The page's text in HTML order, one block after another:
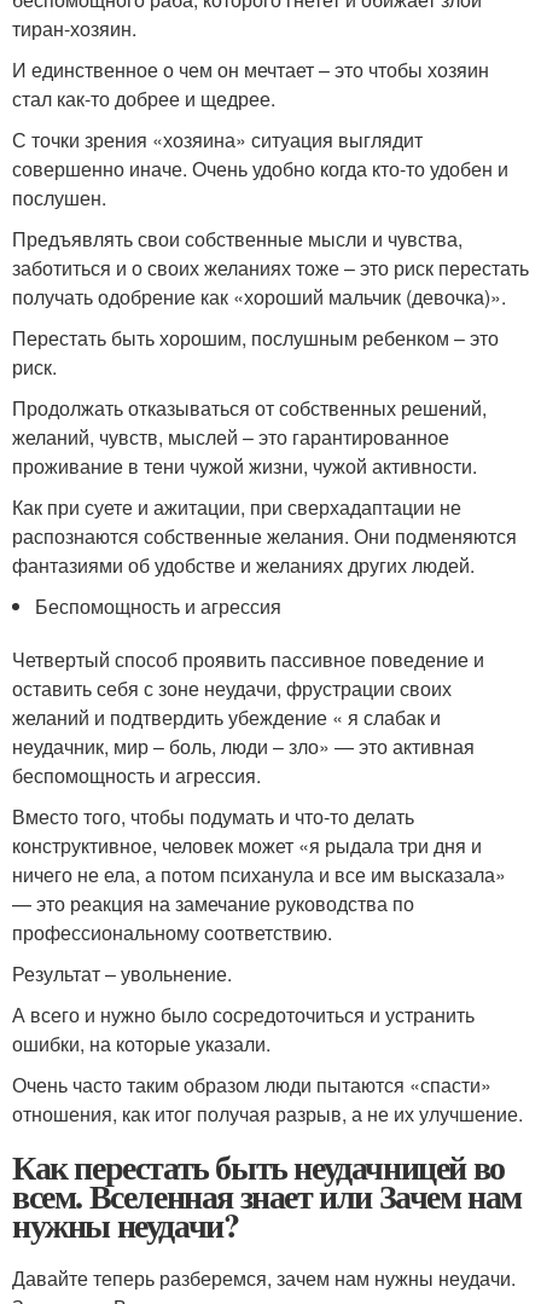
тиран-хозяин.
И единственное о чем он мечтает – это чтобы хозяин
стал как-то добрее и щедрее.
С точки зрения «хозяина» ситуация выглядит
совершенно иначе. Очень удобно когда кто-то удобен и
послушен.
Предъявлять свои собственные мысли и чувства,
заботиться и о своих желаниях тоже – это риск перестать
получать одобрение как «хороший мальчик (девочка)».
Перестать быть хорошим, послушным ребенком – это
риск.
Продолжать отказываться от собственных решений,
желаний, чувств, мыслей – это гарантированное
проживание в тени чужой жизни, чужой активности.
Как при суете и ажитации, при сверхадаптации не
распознаются собственные желания. Они подменяются
фантазиями об удобстве и желаниях других людей.
Беспомощность и агрессия
Четвертый способ проявить пассивное поведение и
оставить себя с зоне неудачи, фрустрации своих
желаний и подтвердить убеждение « я слабак и
неудачник, мир – боль, люди – зло» — это активная
беспомощность и агрессия.
Вместо того, чтобы подумать и что-то делать
конструктивное, человек может «я рыдала три дня и
ничего не ела, а потом психанула и все им высказала»
— это реакция на замечание руководства по
профессиональному соответствию.
Результат – увольнение.
А всего и нужно было сосредоточиться и устранить
ошибки, на которые указали.
Очень часто таким образом люди пытаются «спасти»
отношения, как итог получая разрыв, а не их улучшение.
Как перестать быть неудачницей во
всем. Вселенная знает или Зачем нам
нужны неудачи?
Давайте теперь разберемся, зачем нам нужны неудачи.